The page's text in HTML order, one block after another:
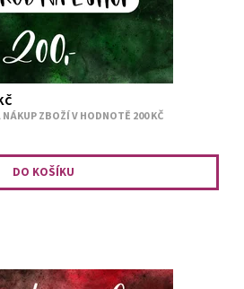
ZBOŽÍ V HODNOTĚ 200 KČ